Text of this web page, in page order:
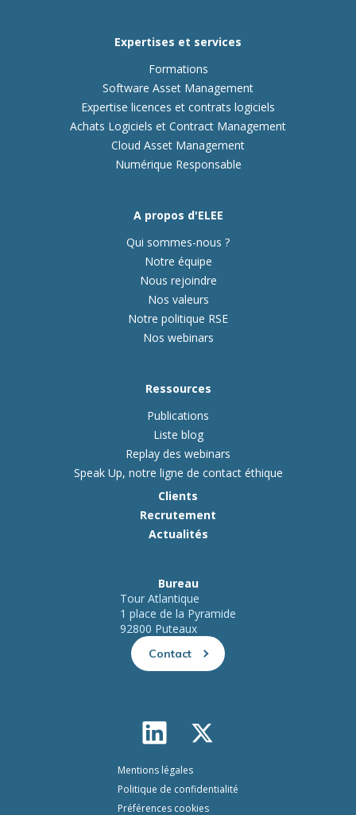
Expertises et services
Formations
Software Asset Management
Expertise licences et contrats logiciels
Achats Logiciels et Contract Management
Cloud Asset Management
Numérique Responsable
A propos d'ELEE
Qui sommes-nous ?
Notre équipe
Nous rejoindre
Nos valeurs
Notre politique RSE
Nos webinars
Ressources
Publications
Liste blog
Replay des webinars
Speak Up, notre ligne de contact éthique
Clients
Recrutement
Actualités
Bureau
Tour Atlantique
1 place de la Pyramide
92800 Puteaux
Contact
Mentions légales
Politique de confidentialité
Préférences cookies